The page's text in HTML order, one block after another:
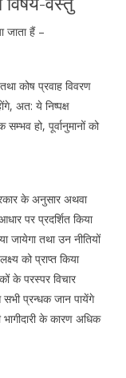
जाता हैं –
कोष प्रवाह विवरण
अत: ये निष्पक्ष
हो, पूर्वानुमानों को
के अनुसार अथवा
पर प्रदर्शित किया
तथा उन नीतियों
को प्राप्त किया
के परस्पर विचार
प्रन्धक जान पायेंगे
के कारण अधिक